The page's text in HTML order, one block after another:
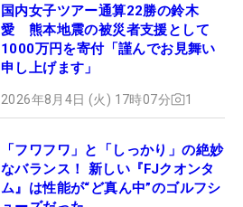
国内女子ツアー通算22勝の鈴木
愛 熊本地震の被災者支援として
1000万円を寄付「謹んでお見舞い
申し上げます」
2026年8月4日 (火) 17時07分 1
「フワフワ」と「しっかり」の絶妙
なバランス！ 新しい『FJクオンタ
ム』は性能が“ど真ん中”のゴルフシ